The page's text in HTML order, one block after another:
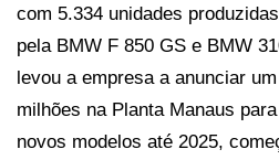
com 5.334 unidades
pela BMW F 850 GS e BMW
levou a empresa a anunciar
milhões na Planta Manaus
novos modelos até 2025,